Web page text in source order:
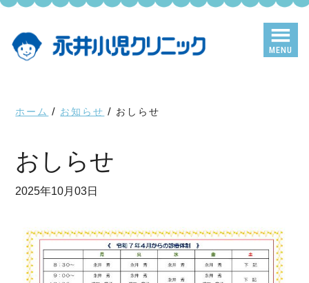
MENU
Skip
main
content
Skip
primary
sidebar
ホーム / お知らせ / おしらせ
おしらせ
2025年10月03日